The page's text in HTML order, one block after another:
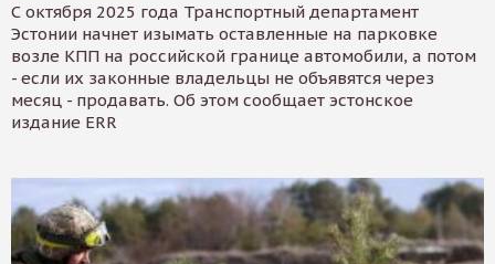
С октября 2025 года Транспортный департамент
Эстонии начнет изымать оставленные на парковке
возле КПП на российской границе автомобили, а потом
- если их законные владельцы не объявятся через
месяц - продавать. Об этом сообщает эстонское
издание ERR